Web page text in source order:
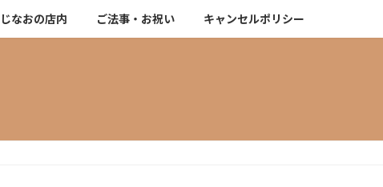
なおの店内 ご法事・お祝い キャンセルポリシー